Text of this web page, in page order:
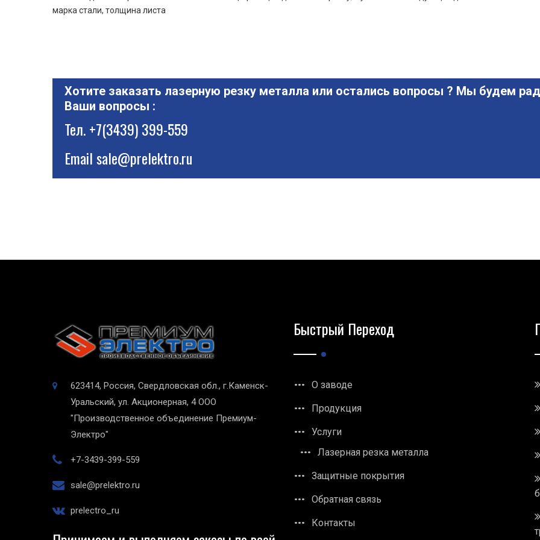
марка стали, толщина листа
Хотите заказать лазерную резку металла или остались вопросы ? Мы будем
Ваши вопросы :
Тел.+7(3439) 399-559
Emailsale@prelektro.ru
623414, Россия, Свердловская обл., г.Каменск-
Уральский, ул. Акционерная, 4 ООО
"Производственное объединение Премиум-
Электро"
+7-3439-399-559
sale@prelektro.ru
prelectro_ru
Быстрый Переход
О заводе
Продукция
Услуги
Лазерная резка металла
Защитные покрытия
Обратная связь
Контакты